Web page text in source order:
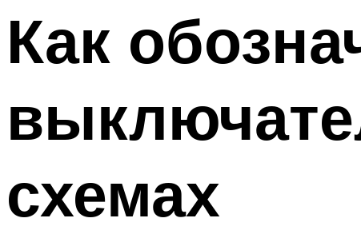
Как
схемах